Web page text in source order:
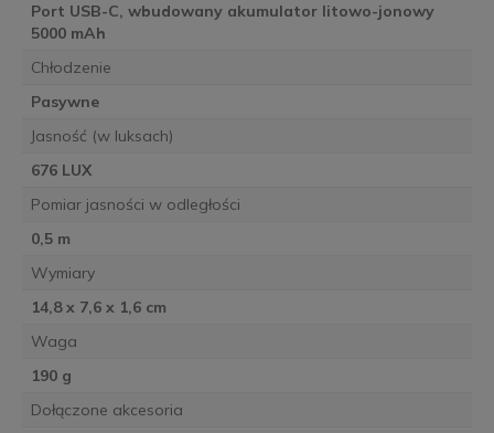
Port USB-C, wbudowany akumulator litowo-jonowy
5000 mAh
Chłodzenie
Pasywne
Jasność (w luksach)
676 LUX
Pomiar jasności w odległości
0,5 m
Wymiary
14,8 x 7,6 x 1,6 cm
Waga
190 g
Dołączone akcesoria